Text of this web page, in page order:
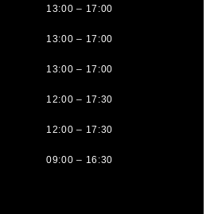
13:00 – 17:00
13:00 – 17:00
13:00 – 17:00
12:00 – 17:30
12:00 – 17:30
09:00 – 16:30